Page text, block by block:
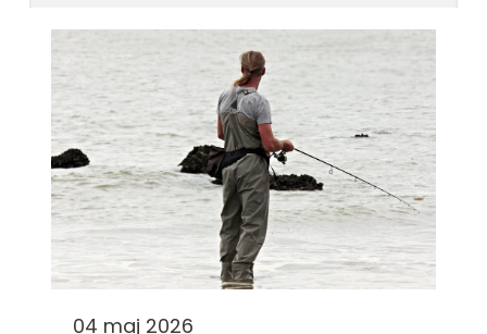
04 maj 2026